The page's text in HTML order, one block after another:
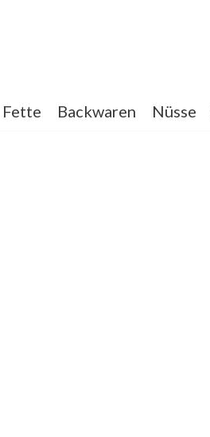
Fette Backwaren Nüsse